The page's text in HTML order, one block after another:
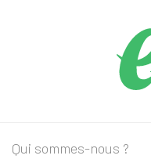
Qui sommes-nous ?